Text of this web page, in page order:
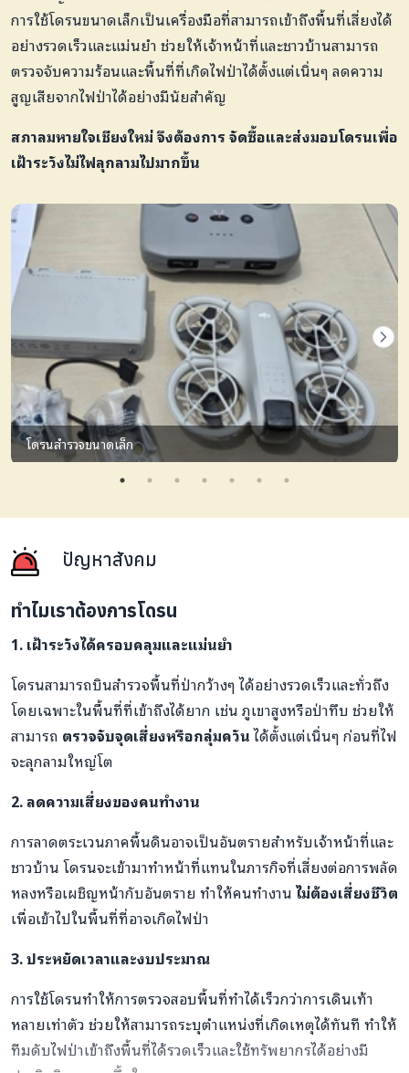
การใช้โดรนขนาดเล็กเป็นเครื่องมือที่สามารถเข้าถึงพื้นที่เสี่ยงได้
อย่างรวดเร็วและแม่นยำ ช่วยให้เจ้าหน้าที่และชาวบ้านสามารถ
ตรวจจับความร้อนและพื้นที่ที่เกิดไฟป่าได้ตั้งแต่เนิ่นๆ ลดความ
สูญเสียจากไฟป่าได้อย่างมีนัยสำคัญ
สภาลมหายใจเชียงใหม่ จึงต้องการ จัดซื้อและส่งมอบโดรนเพื่อ
เฝ้าระวังไม่ไฟลุกลามไปมากขึ้น
โดรนสำรวจขนาดเล็ก
ปัญหาสังคม
ทำไมเราต้องการโดรน
1. เฝ้าระวังได้ครอบคลุมและแม่นยำ
โดรนสามารถบินสำรวจพื้นที่ป่ากว้างๆ ได้อย่างรวดเร็วและทั่วถึง
โดยเฉพาะในพื้นที่ที่เข้าถึงได้ยาก เช่น ภูเขาสูงหรือป่าทึบ ช่วยให้
สามารถ ตรวจจับจุดเสี่ยงหรือกลุ่มควันได้ตั้งแต่เนิ่นๆ ก่อนที่ไฟ
จะลุกลามใหญ่โต
2. ลดความเสี่ยงของคนทำงาน
การลาดตระเวนภาคพื้นดินอาจเป็นอันตรายสำหรับเจ้าหน้าที่และ
ชาวบ้าน โดรนจะเข้ามาทำหน้าที่แทนในภารกิจที่เสี่ยงต่อการพลัด
หลงหรือเผชิญหน้ากับอันตราย ทำให้คนทำงานไม่ต้องเสี่ยงชีวิต
เพื่อเข้าไปในพื้นที่ที่อาจเกิดไฟป่า
3. ประหยัดเวลาและงบประมาณ
การใช้โดรนทำให้การตรวจสอบพื้นที่ทำได้เร็วกว่าการเดินเท้า
หลายเท่าตัว ช่วยให้สามารถระบุตำแหน่งที่เกิดเหตุได้ทันที ทำให้
ทีมดับไฟป่าเข้าถึงพื้นที่ได้รวดเร็วและใช้ทรัพยากรได้อย่างมี